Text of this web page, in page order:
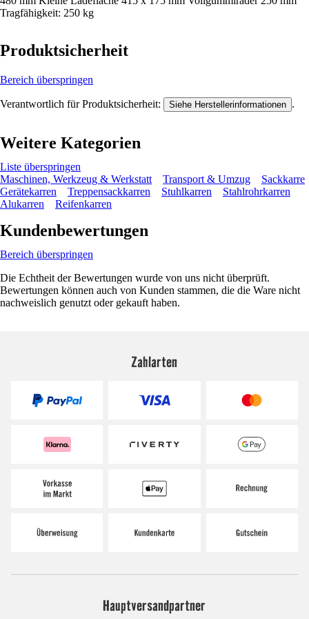
Tragfähigkeit: 250 kg
Produktsicherheit
Bereich überspringen
Verantwortlich für Produktsicherheit: Siehe Herstellerinformationen .
Weitere Kategorien
Liste überspringen
Maschinen, Werkzeug & Werkstatt
Transport & Umzug
Sackkarre
Gerätekarren
Treppensackkarren Stuhlkarren
Stahlrohrkarren
Alukarren
Reifenkarren
Kundenbewertungen
Bereich überspringen
Die Echtheit der Bewertungen wurde von uns nicht überprüft.
Bewertungen können auch von Kunden stammen, die die Ware nicht
nachweislich genutzt oder gekauft haben.
Zahlarten
Hauptversandpartner